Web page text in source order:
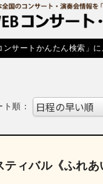
サートかんたん検索」に
ト順：
ィバル《ふれあ